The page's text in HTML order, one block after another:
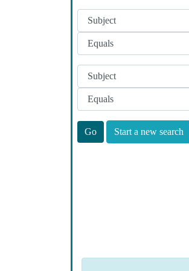
Start a new search